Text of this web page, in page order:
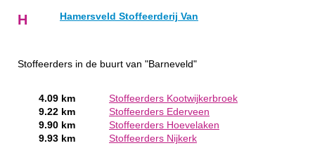
H Hamersveld Stoffeerderij Van
Stoffeerders in de buurt van "Barneveld"
4.09 km
Stoffeerders Kootwijkerbroek
9.22 km
Stoffeerders Ederveen
9.90 km
Stoffeerders Hoevelaken
9.93 km
Stoffeerders Nijkerk